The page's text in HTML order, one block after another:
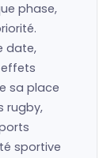
phase,
date,
sa place
rugby,
sportive